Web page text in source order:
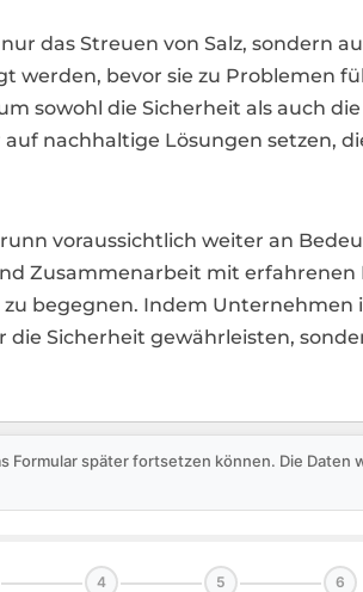
das Streuen von Salz, sondern
werden, bevor sie zu Problemen
sowohl die Sicherheit als auch
nachhaltige Lösungen setzen,
voraussichtlich weiter an
Zusammenarbeit mit erfahrenen
begegnen. Indem
Sicherheit gewährleisten,
später fortsetzen können. Die Daten
4 5 6